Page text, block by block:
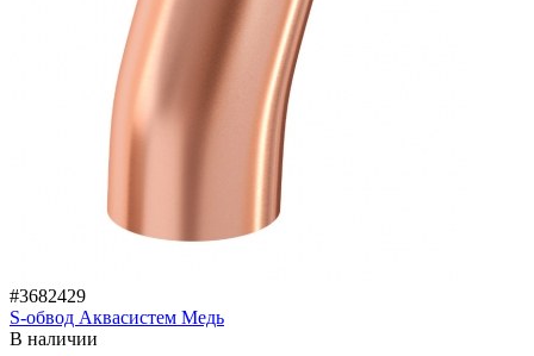
#3682429
S-обвод Аквасистем Медь
В наличии